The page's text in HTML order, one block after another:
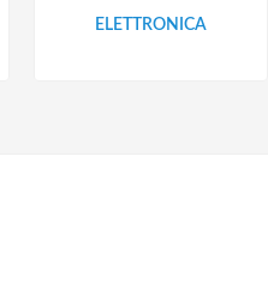
ELETTRONICA